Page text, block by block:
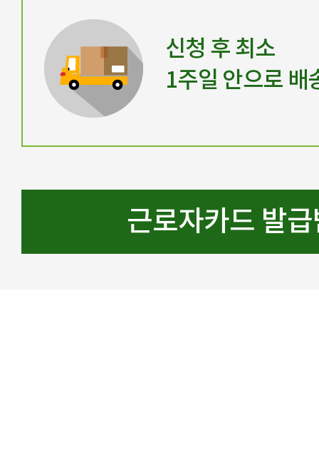
신청 후 최소
1주일 안으로 배
근로자카드 발